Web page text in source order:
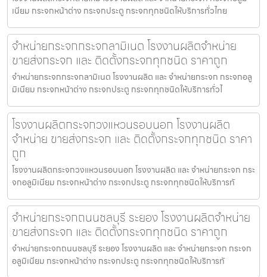
เนียม กระจกหน้าต่าง กระจกประตู กระจกทุกชนิดให้บริการทั่วไทย
จำหน่ายกระจกกระจกลามิเนต โรงงานผลิตจำหน่าย
ขายส่งกระจก และ ติดตั้งกระจกทุกชนิด ราคาถูก
จำหน่ายกระจกกระจกลามิเนต โรงงานผลิต และ จำหน่ายกระจก กระจกอลู
มิเนียม กระจกหน้าต่าง กระจกประตู กระจกทุกชนิดให้บริการทั่วไ
โรงงานผลิตกระจกวงแหวนรอบนอก โรงงานผลิต
จำหน่าย ขายส่งกระจก และ ติดตั้งกระจกทุกชนิด ราคา
ถูก
โรงงานผลิตกระจกวงแหวนรอบนอก โรงงานผลิต และ จำหน่ายกระจก กระ
จกอลูมิเนียม กระจกหน้าต่าง กระจกประตู กระจกทุกชนิดให้บริการทั
จำหน่ายกระจกถนนชลบุรี ระยอง โรงงานผลิตจำหน่าย
ขายส่งกระจก และ ติดตั้งกระจกทุกชนิด ราคาถูก
จำหน่ายกระจกถนนชลบุรี ระยอง โรงงานผลิต และ จำหน่ายกระจก กระจก
อลูมิเนียม กระจกหน้าต่าง กระจกประตู กระจกทุกชนิดให้บริการทั